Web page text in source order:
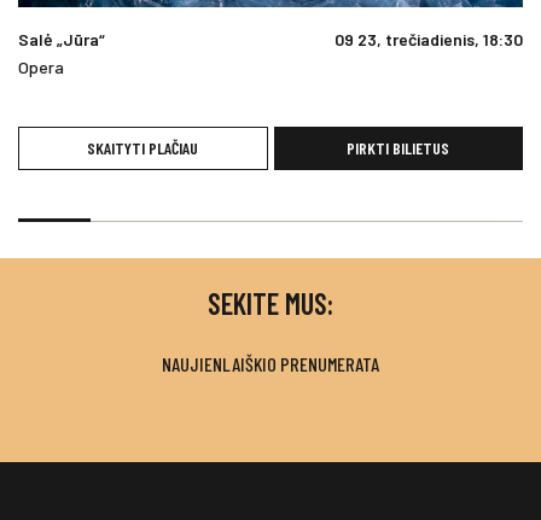
Salė „Jūra“
09 23, trečiadienis, 18:30
Opera
SKAITYTI PLAČIAU PIRKTI BILIETUS
SEKITE MUS:
NAUJIENLAIŠKIO PRENUMERATA